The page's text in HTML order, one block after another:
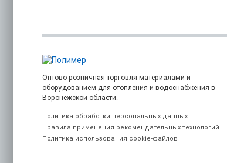
Оптово-розничная торговля материалами и
оборудованием для отопления и водоснабжения в
Воронежской области.
Политика обработки персональных данных
Правила применения рекомендательных технологий
Политика использования cookie-файлов